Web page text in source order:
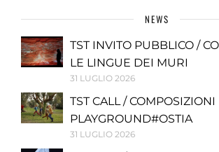
NEWS
TST INVITO PUBBLICO /
LE LINGUE DEI MURI
31 LUGLIO 2026
TST CALL / COMPOSIZIONI
PLAYGROUND#OSTIA
31 LUGLIO 2026